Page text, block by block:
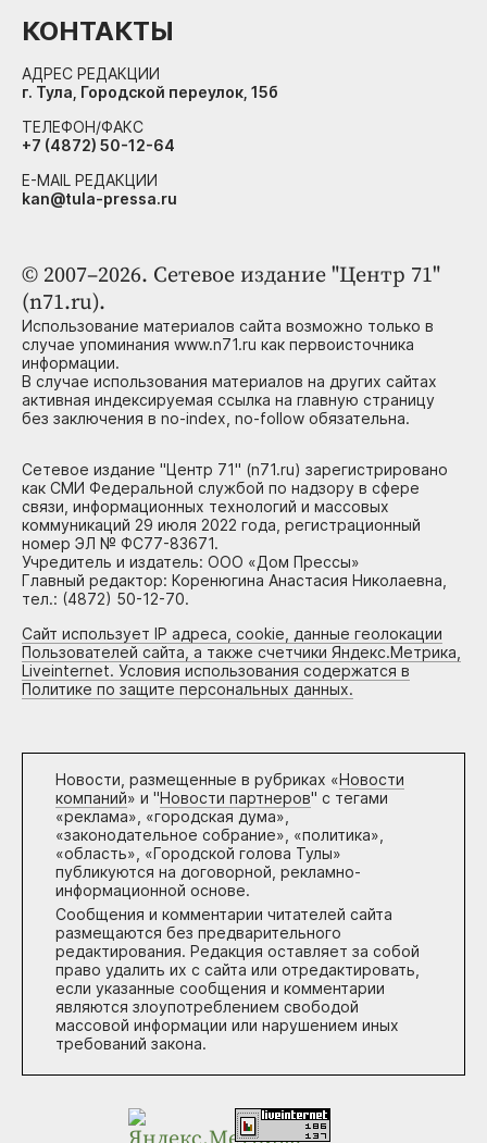
© 2007–2026. Сетевое издание "Центр 71"
(n71.ru).
Использование материалов сайта возможно только в
случае упоминания www.n71.ru как первоисточника
информации.
В случае использования материалов на других сайтах
активная индексируемая ссылка на главную страницу
без заключения в no-index, no-follow обязательна.
Сетевое издание "Центр 71" (n71.ru) зарегистрировано
как СМИ Федеральной службой по надзору в сфере
связи, информационных технологий и массовых
коммуникаций 29 июля 2022 года, регистрационный
номер ЭЛ № ФС77-83671.
Учредитель и издатель: ООО «Дом Прессы»
Главный редактор: Коренюгина Анастасия Николаевна,
тел.: (4872) 50-12-70.
Сайт использует IP адреса, cookie, данные геолокации
Пользователей сайта, а также счетчики Яндекс.Метрика,
Liveinternet. Условия использования содержатся в
Политике по защите персональных данных.
Новости, размещенные в рубриках «Новости
компаний» и "Новости партнеров" с тегами
«реклама», «городская дума»,
«законодательное собрание», «политика»,
«область», «Городской голова Тулы»
публикуются на договорной, рекламно-
информационной основе.
Сообщения и комментарии читателей сайта
размещаются без предварительного
редактирования. Редакция оставляет за собой
право удалить их с сайта или отредактировать,
если указанные сообщения и комментарии
являются злоупотреблением свободой
массовой информации или нарушением иных
требований закона.
КОНТАКТЫ
АДРЕС РЕДАКЦИИ
г. Тула, Городской переулок, 15б
ТЕЛЕФОН/ФАКС
+7 (4872) 50-12-64
E-MAIL РЕДАКЦИИ
kan@tula-pressa.ru